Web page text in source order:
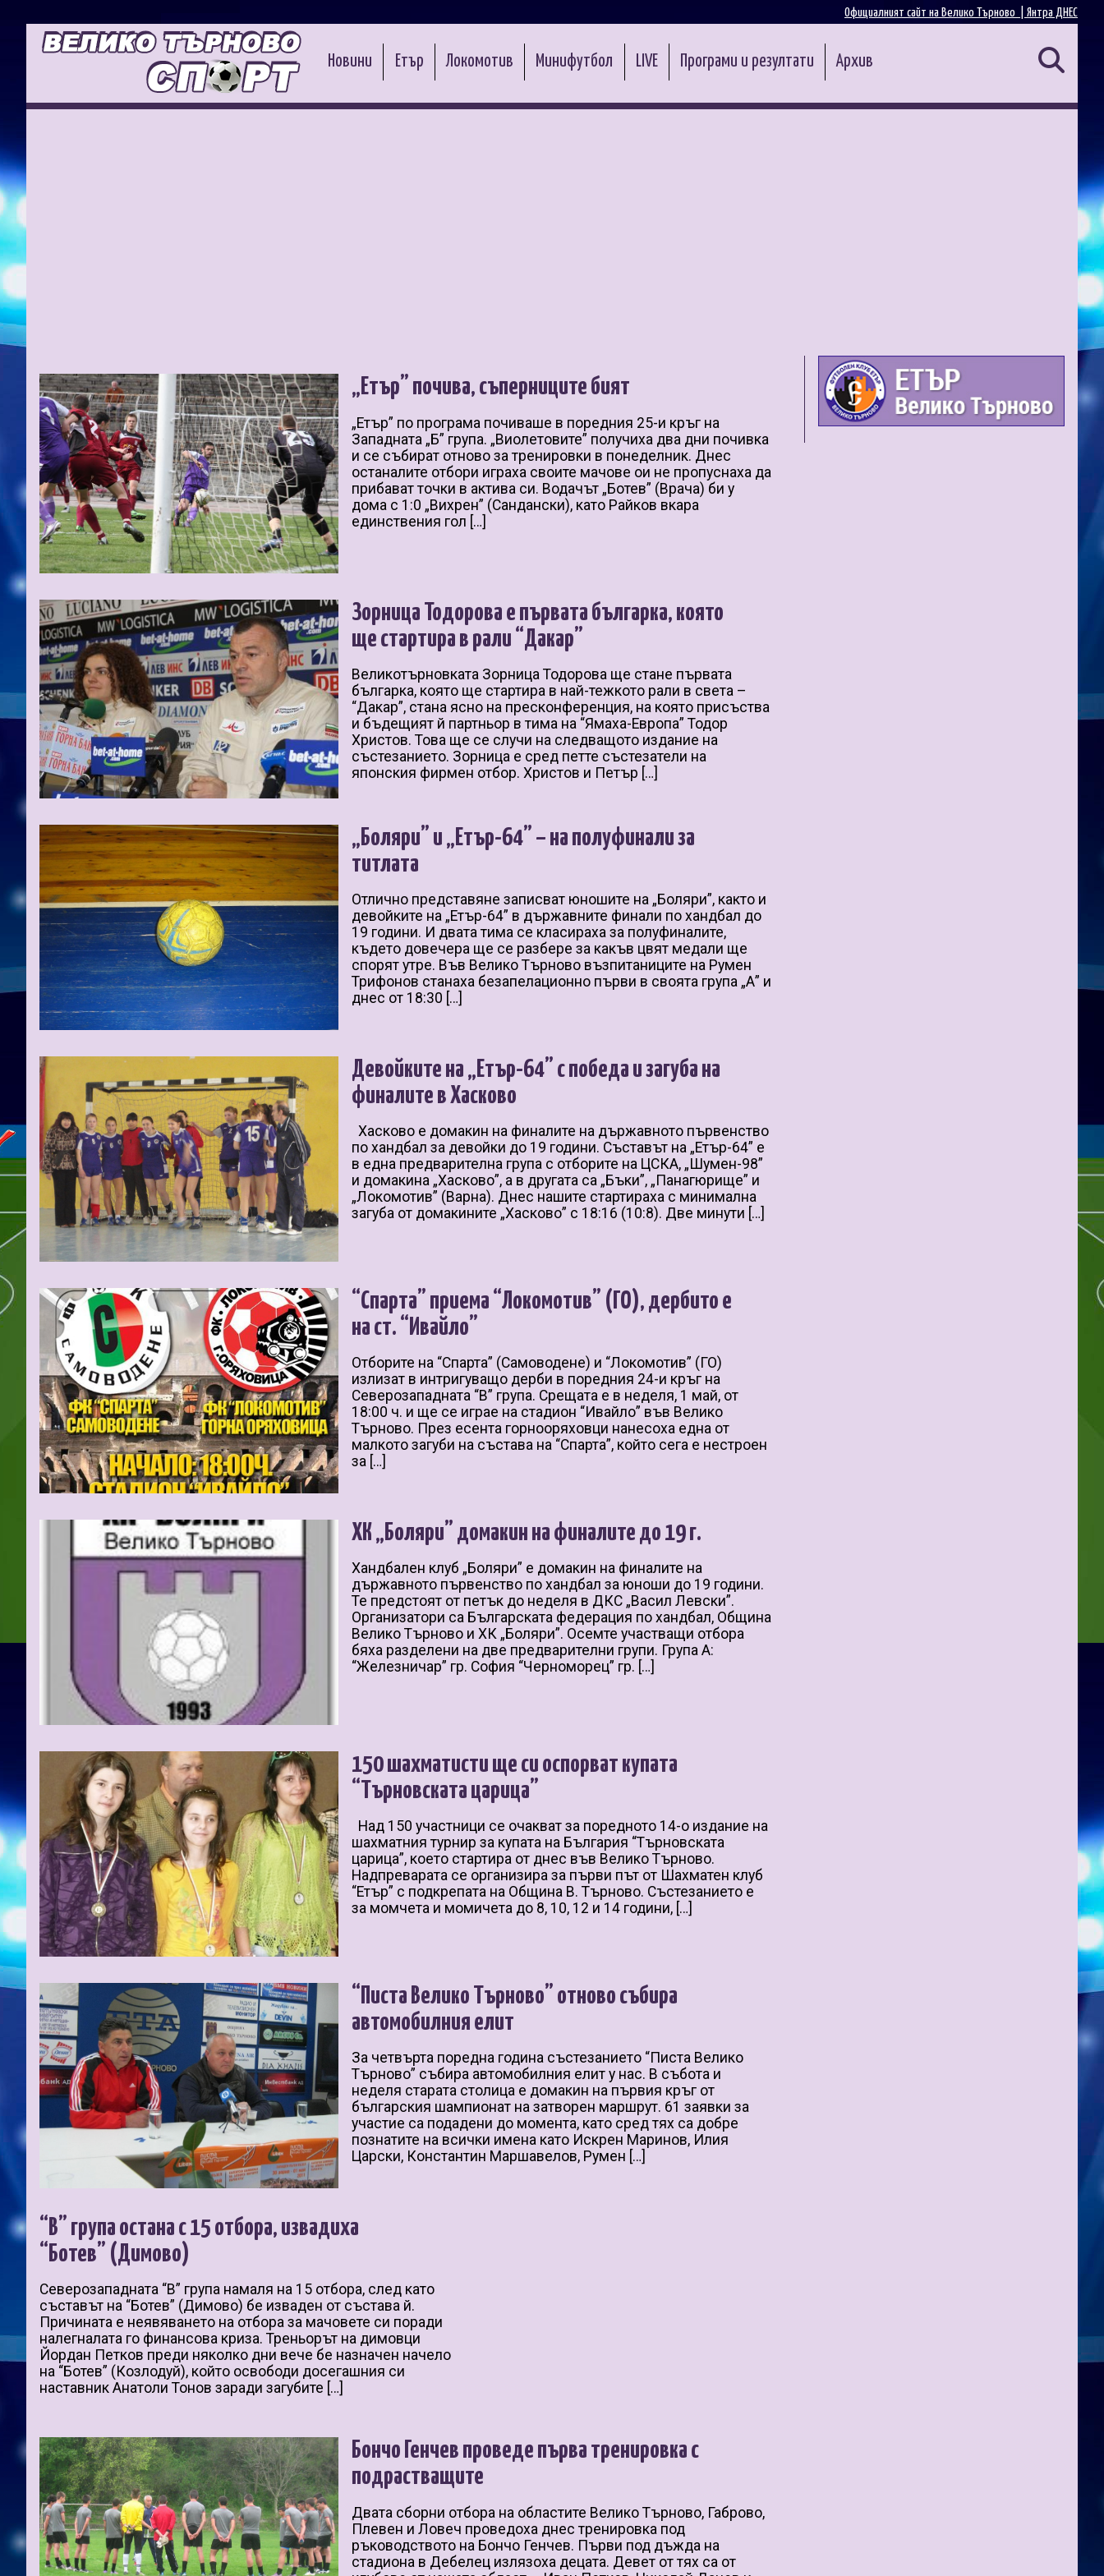
Янтра ДНЕС
Официалният сайт на Велико Търново |
Новини Етър Локомотив Минифутбол LIVE Програми и резултати Архив
„Етър” почива, съперниците бият
„Етър” по програма почиваше в поредния 25-и кръг на
Западната „Б” група. „Виолетовите” получиха два дни почивка
и се събират отново за тренировки в понеделник. Днес
останалите отбори играха своите мачове ои не пропуснаха да
прибават точки в актива си. Водачът „Ботев” (Врача) би у
дома с 1:0 „Вихрен” (Сандански), като Райков вкара
единствения гол […]
Зорница Тодорова е първата българка, която
ще стартира в рали “Дакар”
Великотърновката Зорница Тодорова ще стане първата
българка, която ще стартира в най-тежкото рали в света –
“Дакар”, стана ясно на пресконференция, на която присъства
и бъдещият й партньор в тима на “Ямаха-Европа” Тодор
Христов. Това ще се случи на следващото издание на
състезанието. Зорница е сред петте състезатели на
японския фирмен отбор. Христов и Петър […]
„Боляри” и „Етър-64” – на полуфинали за
титлата
Отлично представяне записват юношите на „Боляри”, както и
девойките на „Етър-64” в държавните финали по хандбал до
19 години. И двата тима се класираха за полуфиналите,
където довечера ще се разбере за какъв цвят медали ще
спорят утре. Във Велико Търново възпитаниците на Румен
Трифонов станаха безапелационно първи в своята група „А” и
днес от 18:30 […]
Девойките на „Етър-64” с победа и загуба на
финалите в Хасково
Хасково е домакин на финалите на държавното първенство
по хандбал за девойки до 19 години. Съставът на „Етър-64” е
в една предварителна група с отборите на ЦСКА, „Шумен-98”
и домакина „Хасково”, а в другата са „Бъки”, „Панагюрище” и
„Локомотив” (Варна). Днес нашите стартираха с минимална
загуба от домакините „Хасково” с 18:16 (10:8). Две минути […]
“Спарта” приема “Локомотив” (ГО), дербито е
на ст. “Ивайло”
Отборите на “Спарта” (Самоводене) и “Локомотив” (ГО)
излизат в интригуващо дерби в поредния 24-и кръг на
Северозападната “В” група. Срещата е в неделя, 1 май, от
18:00 ч. и ще се играе на стадион “Ивайло” във Велико
Търново. През есента горнооряховци нанесоха една от
малкото загуби на състава на “Спарта”, който сега е нестроен
за […]
ХК „Боляри” домакин на финалите до 19 г.
Хандбален клуб „Боляри” е домакин на финалите на
държавното първенство по хандбал за юноши до 19 години.
Те предстоят от петък до неделя в ДКС „Васил Левски”.
Организатори са Българската федерация по хандбал, Община
Велико Търново и ХК „Боляри”. Осемте участващи отбора
бяха разделени на две предварителни групи. Група А:
“Железничар” гр. София “Черноморец” гр. […]
150 шахматисти ще си оспорват купата
“Търновската царица”
Над 150 участници се очакват за поредното 14-о издание на
шахматния турнир за купата на България “Търновската
царица”, което стартира от днес във Велико Търново.
Надпреварата се организира за първи път от Шахматен клуб
“Етър” с подкрепата на Община В. Търново. Състезанието е
за момчета и момичета до 8, 10, 12 и 14 години, […]
“Писта Велико Търново” отново събира
автомобилния елит
За четвърта поредна година състезанието “Писта Велико
Търново” събира автомобилния елит у нас. В събота и
неделя старата столица е домакин на първия кръг от
българския шампионат на затворен маршрут. 61 заявки за
участие са подадени до момента, като сред тях са добре
познатите на всички имена като Искрен Маринов, Илия
Царски, Константин Маршавелов, Румен […]
“В” група остана с 15 отбора, извадиха
“Ботев” (Димово)
Северозападната “В” група намаля на 15 отбора, след като
съставът на “Ботев” (Димово) бе изваден от състава й.
Причината е неявяването на отбора за мачовете си поради
налегналата го финансова криза. Треньорът на димовци
Йордан Петков преди няколко дни вече бе назначен начело
на “Ботев” (Козлодуй), който освободи досегашния си
наставник Анатоли Тонов заради загубите […]
Бончо Генчев проведе първа тренировка с
подрастващите
Двата сборни отбора на областите Велико Търново, Габрово,
Плевен и Ловеч проведоха днес тренировка под
ръководството на Бончо Генчев. Първи под дъжда на
стадиона в Дебелец излязоха децата. Девет от тях са от